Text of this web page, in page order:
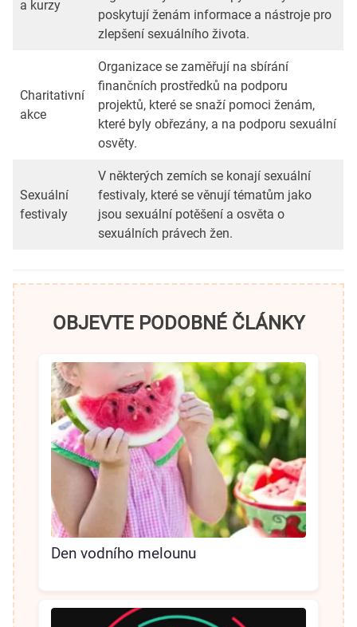
a kurzy
poskytují ženám informace a nástroje pro
zlepšení sexuálního života.
Charitativní
akce
Organizace se zaměřují na sbírání
finančních prostředků na podporu
projektů, které se snaží pomoci ženám,
které byly obřezány, a na podporu sexuální
osvěty.
Sexuální
festivaly
V některých zemích se konají sexuální
festivaly, které se věnují tématům jako
jsou sexuální potěšení a osvěta o
sexuálních právech žen.
OBJEVTE PODOBNÉ ČLÁNKY
Den vodního melounu